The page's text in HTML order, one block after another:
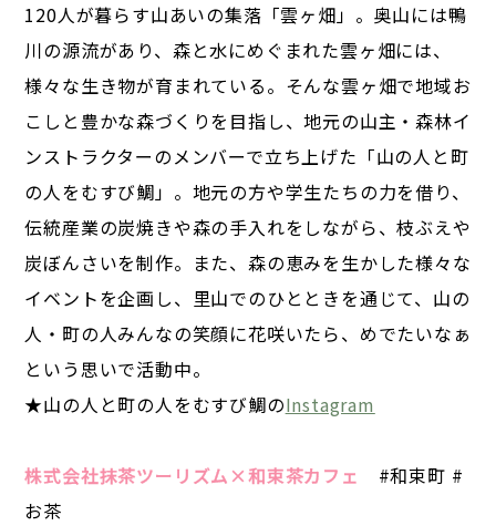
120人が暮らす山あいの集落「雲ヶ畑」。奥山には鴨
川の源流があり、森と水にめぐまれた雲ヶ畑には、
様々な生き物が育まれている。そんな雲ヶ畑で地域お
こしと豊かな森づくりを目指し、地元の山主・森林イ
ンストラクターのメンバーで立ち上げた「山の人と町
の人をむすび鯛」。地元の方や学生たちの力を借り、
伝統産業の炭焼きや森の手入れをしながら、枝ぶえや
炭ぼんさいを制作。また、森の恵みを生かした様々な
イベントを企画し、里山でのひとときを通じて、山の
人・町の人みんなの笑顔に花咲いたら、めでたいなぁ
という思いで活動中。
★山の人と町の人をむすび鯛のInstagram
株式会社抹茶ツーリズム×和束茶カフェ
#和束町 #
お茶